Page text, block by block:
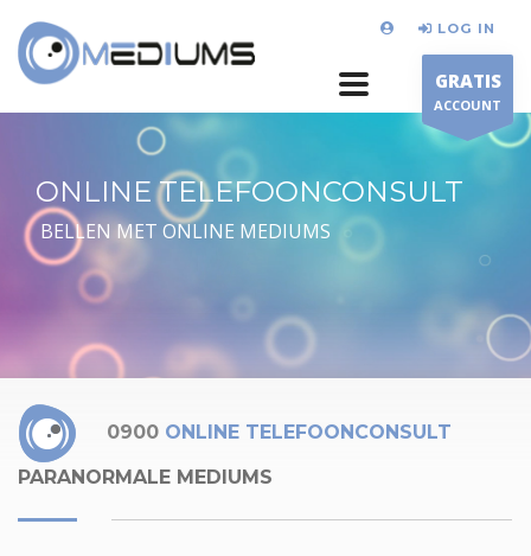
LOG IN
GRATIS
ACCOUNT
ONLINE TELEFOONCONSULT
BELLEN MET ONLINE MEDIUMS
0900 ONLINE TELEFOONCONSULT
PARANORMALE MEDIUMS